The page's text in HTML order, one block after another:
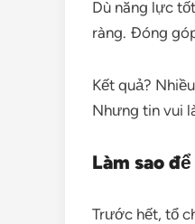
Dù năng lực
ràng. Đóng
Kết quả?
Nhưng tin vui
Làm sao
Trước hết, tổ